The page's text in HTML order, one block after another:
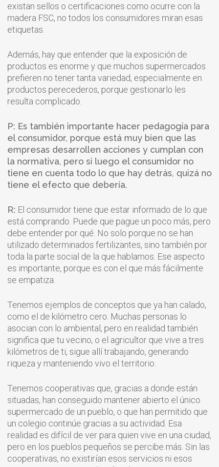
existan sellos o certificaciones como ocurre con la
madera FSC, no todos los consumidores miran esas
etiquetas.
Además, hay que entender que la exposición de
productos es enorme y que muchos supermercados
prefieren no tener tanta variedad, especialmente en
productos perecederos, porque gestionarlo les
resulta complicado.
P: Es también importante hacer pedagogía para
el consumidor, porque está muy bien que las
empresas desarrollen acciones y cumplan con
la normativa, pero si luego el consumidor no
tiene en cuenta todo lo que hay detrás, quizá no
tiene el efecto que debería.
R: El consumidor tiene que estar informado de lo que
está comprando. Puede que pague un poco más, pero
debe entender por qué. No solo porque no se han
utilizado determinados fertilizantes, sino también por
toda la parte social de la que hablamos. Ese aspecto
es importante, porque es con el que más fácilmente
se empatiza.
Tenemos ejemplos de conceptos que ya han calado,
como el de kilómetro cero. Muchas personas lo
asocian con lo ambiental, pero en realidad también
significa que tu vecino, o el agricultor que vive a tres
kilómetros de ti, sigue allí trabajando, generando
riqueza y manteniendo vivo el territorio.
Tenemos cooperativas que, gracias a donde están
situadas, han conseguido mantener abierto el único
supermercado de un pueblo, o que han permitido que
un colegio continúe gracias a su actividad. Esa
realidad es difícil de ver para quien vive en una ciudad,
pero en los pueblos pequeños se percibe más. Sin las
cooperativas, no existirían esos servicios ni esos